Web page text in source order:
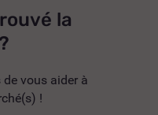
la
vous aider à
!